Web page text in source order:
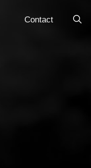
Contact